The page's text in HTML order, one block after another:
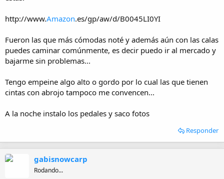
http://www.Amazon.es/gp/aw/d/B0045LI0YI
Fueron las que más cómodas noté y además aún con las calas
puedes caminar comúnmente, es decir puedo ir al mercado y
bajarme sin problemas...
Tengo empeine algo alto o gordo por lo cual las que tienen
cintas con abrojo tampoco me convencen...
A la noche instalo los pedales y saco fotos
Responder
gabisnowcarp
Rodando...